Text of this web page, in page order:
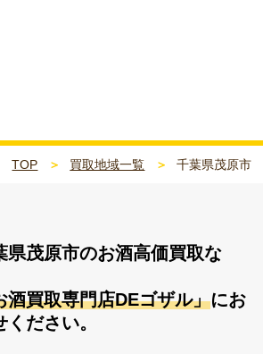
TOP 買取地域一覧 千葉県茂原市
県茂原市のお酒高価買取な
酒買取専門店DEゴザル」にお
ください。